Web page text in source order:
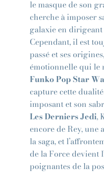
le masque de son
cherche à imposer
galaxie en
Cependant, il est
passé et ses
émotionnelle qui le
Funko Pop Star
capture cette
imposant et son
Les Derniers Jedi,
encore de Rey,
la saga, et
de la Force devient
poignantes de la